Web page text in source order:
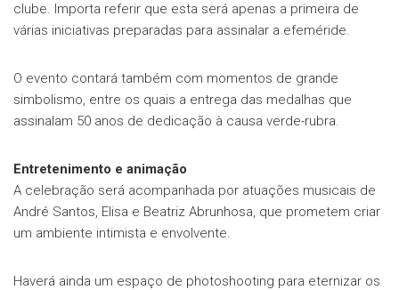
clube. Importa referir que esta será apenas a primeira de
várias iniciativas preparadas para assinalar a efeméride.
O evento contará também com momentos de grande
simbolismo, entre os quais a entrega das medalhas que
assinalam 50 anos de dedicação à causa verde-rubra.
Entretenimento e animação
A celebração será acompanhada por atuações musicais de
André Santos, Elisa e Beatriz Abrunhosa, que prometem criar
um ambiente intimista e envolvente.
Haverá ainda um espaço de photoshooting para eternizar os